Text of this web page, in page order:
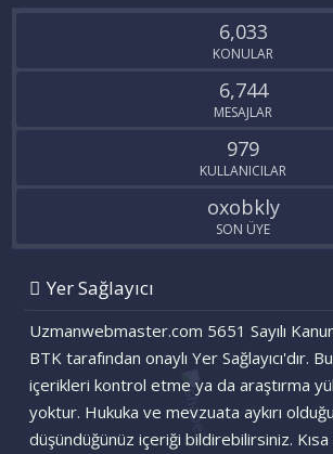
S
6,033
KONULAR
6,744
MESAJLAR
979
KULLANICILAR
oxobkly
SON ÜYE
Yer Sağlayıcı
Uzmanwebmaster.com 5651 Sayılı
BTK tarafından onaylı Yer Sağlayıcı'dır.
içerikleri kontrol etme ya da araştırma
yoktur. Hukuka ve mevzuata aykırı
düşündüğünüz içeriği bildirebilirsiniz.